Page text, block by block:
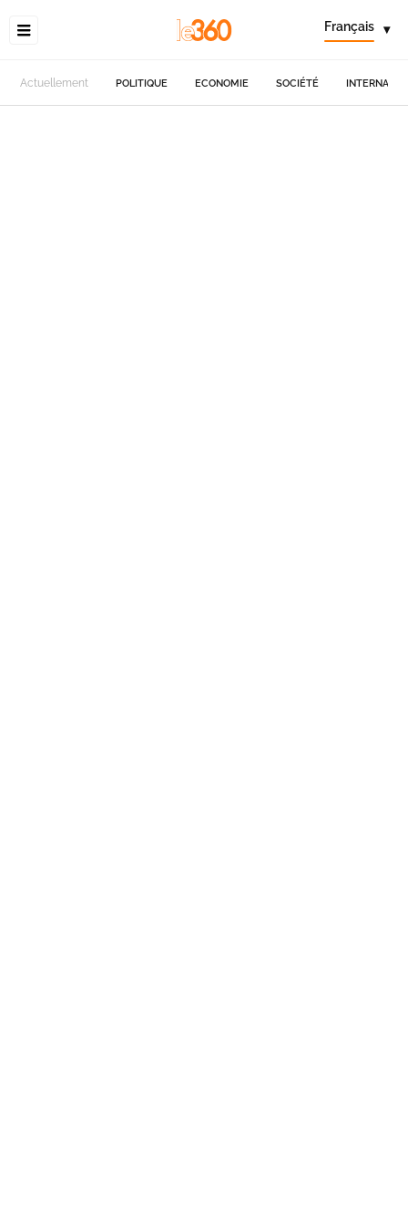
Français ▾
Actuellement POLITIQUE ECONOMIE SOCIÉTÉ